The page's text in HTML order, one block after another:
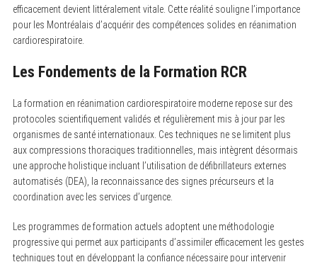
efficacement devient littéralement vitale. Cette réalité souligne l’importance
pour les Montréalais d’acquérir des compétences solides en réanimation
cardiorespiratoire.
Les Fondements de la Formation RCR
La formation en réanimation cardiorespiratoire moderne repose sur des
protocoles scientifiquement validés et régulièrement mis à jour par les
organismes de santé internationaux. Ces techniques ne se limitent plus
aux compressions thoraciques traditionnelles, mais intègrent désormais
une approche holistique incluant l’utilisation de défibrillateurs externes
automatisés (DEA), la reconnaissance des signes précurseurs et la
coordination avec les services d’urgence.
Les programmes de formation actuels adoptent une méthodologie
progressive qui permet aux participants d’assimiler efficacement les gestes
techniques tout en développant la confiance nécessaire pour intervenir